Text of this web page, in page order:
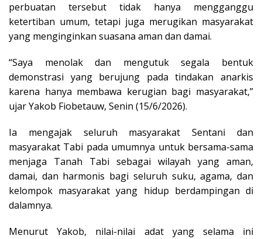
perbuatan tersebut tidak hanya mengganggu
ketertiban umum, tetapi juga merugikan masyarakat
yang menginginkan suasana aman dan damai.
“Saya menolak dan mengutuk segala bentuk
demonstrasi yang berujung pada tindakan anarkis
karena hanya membawa kerugian bagi masyarakat,”
ujar Yakob Fiobetauw, Senin (15/6/2026).
Ia mengajak seluruh masyarakat Sentani dan
masyarakat Tabi pada umumnya untuk bersama-sama
menjaga Tanah Tabi sebagai wilayah yang aman,
damai, dan harmonis bagi seluruh suku, agama, dan
kelompok masyarakat yang hidup berdampingan di
dalamnya.
Menurut Yakob, nilai-nilai adat yang selama ini